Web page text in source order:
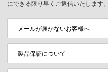
にできる限り早くご返信いたします
メールが届かないお客様へ
製品保証について